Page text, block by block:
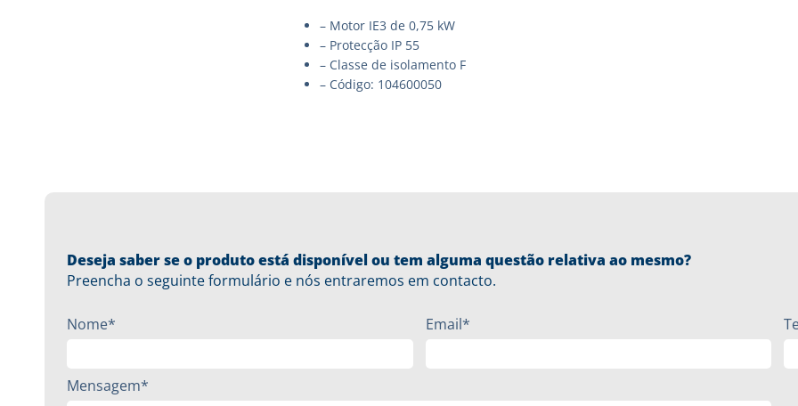
– Motor IE3 de 0,75 kW
– Protecção IP 55
– Classe de isolamento F
– Código: 104600050
Deseja saber se o produto está disponível ou tem alguma questão relativa ao mesmo?
Preencha o seguinte formulário e nós entraremos em contacto.
Nome* Email*
Mensagem*